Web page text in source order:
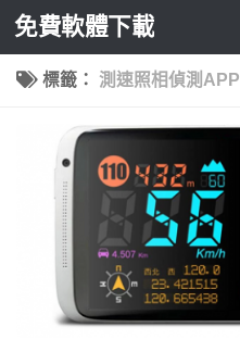
Skip to content
免費軟體下載
標籤： 測速照相偵測APP